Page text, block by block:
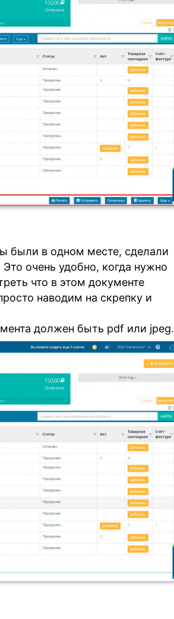
были в одном месте, сделали
очень удобно, когда нужно
что в этом документе
наводим на скрепку и
должен быть pdf или jpeg.